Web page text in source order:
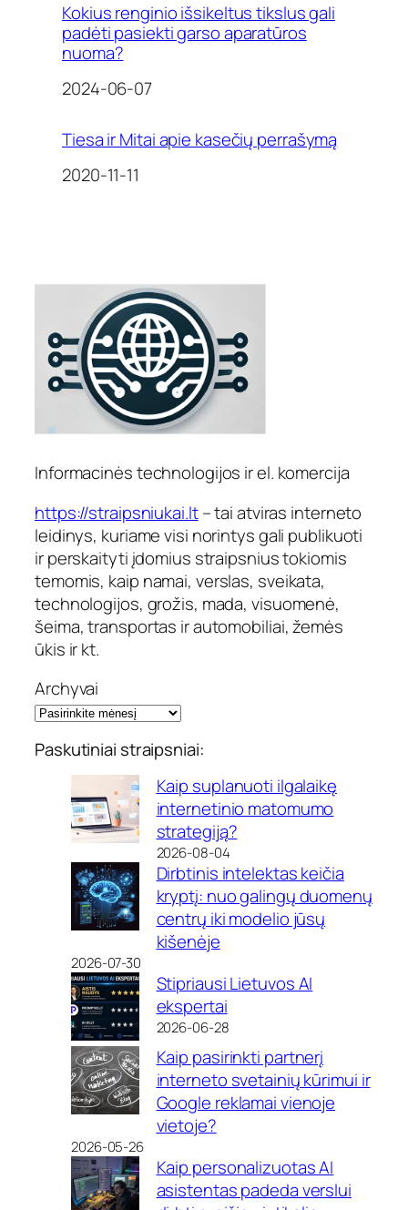
Kokius renginio išsikeltus tikslus gali
padėti pasiekti garso aparatūros
nuoma?
Date
2024-06-07
Tiesa ir Mitai apie kasečių perrašymą
Date
2020-11-11
Informacinės technologijos ir el. komercija
https://straipsniukai.lt– tai atviras interneto
leidinys, kuriame visi norintys gali publikuoti
ir perskaityti įdomius straipsnius tokiomis
temomis, kaip namai, verslas, sveikata,
technologijos, grožis, mada, visuomenė,
šeima, transportas ir automobiliai, žemės
ūkis ir kt.
Archyvai
Paskutiniai straipsniai:
Kaip suplanuoti ilgalaikę
internetinio matomumo
strategiją?
2026-08-04
Dirbtinis intelektas keičia
kryptį: nuo galingų duomenų
centrų iki modelio jūsų
kišenėje
2026-07-30
Stipriausi Lietuvos AI
ekspertai
2026-06-28
Kaip pasirinkti partnerį
interneto svetainių kūrimui ir
Google reklamai vienoje
vietoje?
2026-05-26
Kaip personalizuotas AI
asistentas padeda verslui